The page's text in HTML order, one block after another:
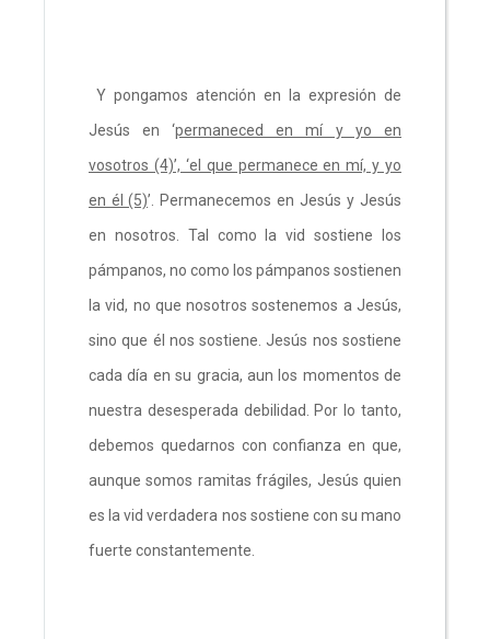
Y pongamos atención en la expresión de
Jesús en ‘permaneced en mí y yo en
vosotros (4)’, ‘el que permanece en mí, y yo
en él (5)’. Permanecemos en Jesús y Jesús
en nosotros. Tal como la vid sostiene los
pámpanos, no como los pámpanos sostienen
la vid, no que nosotros sostenemos a Jesús,
sino que él nos sostiene. Jesús nos sostiene
cada día en su gracia, aun los momentos de
nuestra desesperada debilidad. Por lo tanto,
debemos quedarnos con confianza en que,
aunque somos ramitas frágiles, Jesús quien
es la vid verdadera nos sostiene con su mano
fuerte constantemente.